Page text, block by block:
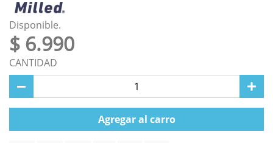
Disponible.
$ 6.990
CANTIDAD
Agregar al carro